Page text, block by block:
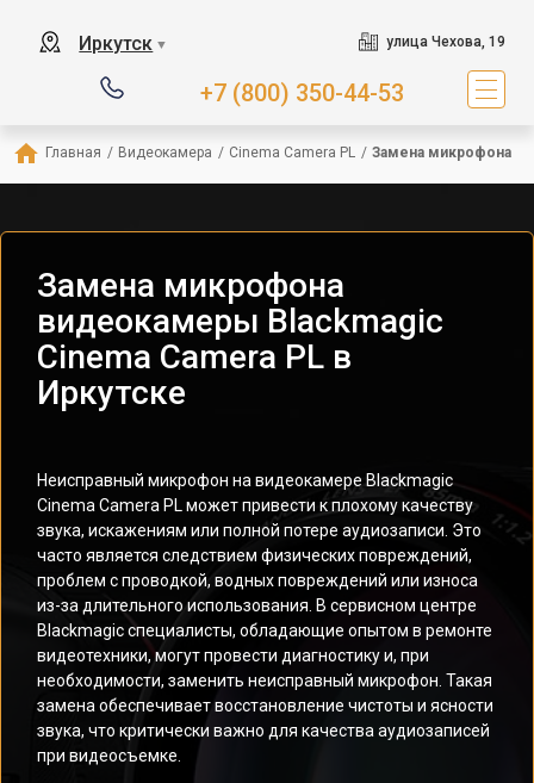
Иркутск ▼ улица Чехова, 19
+7 (800) 350-44-53
Главная / Видеокамера / Cinema Camera PL / Замена микрофона
Замена микрофона
видеокамеры Blackmagic
Cinema Camera PL в
Иркутске
Неисправный микрофон на видеокамере Blackmagic
Cinema Camera PL может привести к плохому качеству
звука, искажениям или полной потере аудиозаписи. Это
часто является следствием физических повреждений,
проблем с проводкой, водных повреждений или износа
из-за длительного использования. В сервисном центре
Blackmagic специалисты, обладающие опытом в ремонте
видеотехники, могут провести диагностику и, при
необходимости, заменить неисправный микрофон. Такая
замена обеспечивает восстановление чистоты и ясности
звука, что критически важно для качества аудиозаписей
при видеосъемке.